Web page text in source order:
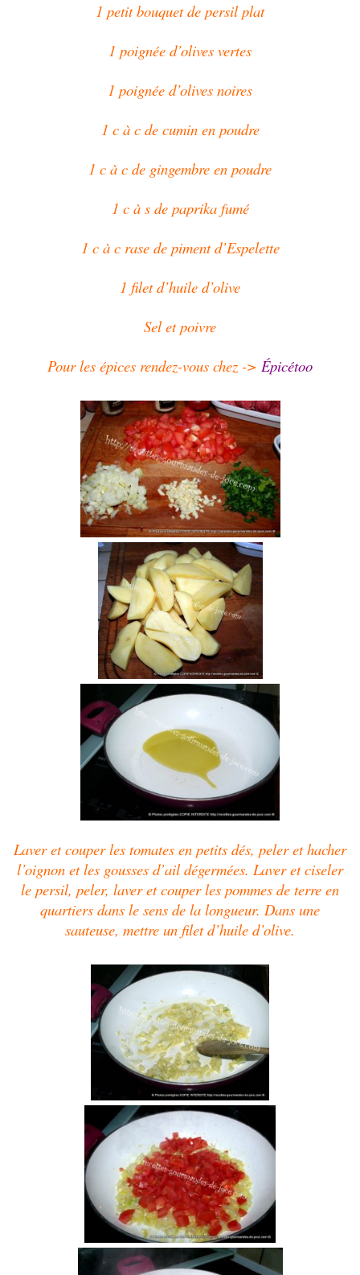
1 petit bouquet de persil plat
1 poignée d’olives vertes
1 poignée d’olives noires
1 c à c de cumin en poudre
1 c à c de gingembre en poudre
1 c à s de paprika fumé
1 c à c rase de piment d’Espelette
1 filet d’huile d’olive
Sel et poivre
Pour les épices rendez-vous chez -> Épicétoo
Laver et couper les tomates en petits dés, peler et hacher
l’oignon et les gousses d’ail dégermées. Laver et ciseler
le persil, peler, laver et couper les pommes de terre en
quartiers dans le sens de la longueur. Dans une
sauteuse, mettre un filet d’huile d’olive.